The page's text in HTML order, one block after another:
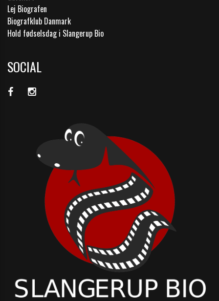
Lej Biografen
Biografklub Danmark
Hold fødselsdag i Slangerup Bio
SOCIAL